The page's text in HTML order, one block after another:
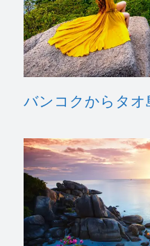
バンコクからタオ